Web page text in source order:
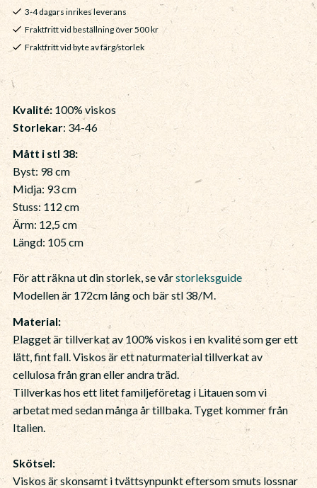
3-4 dagars inrikes leverans
Fraktfritt vid beställning över 500 kr
Fraktfritt vid byte av färg/storlek
Kvalité: 100% viskos
Storlekar: 34-46
Mått i stl 38:
Byst: 98 cm
Midja: 93 cm
Stuss: 112 cm
Ärm: 12,5 cm
Längd: 105 cm
För att räkna ut din storlek, se vårstorleksguide
Modellen är 172cm lång och bär stl 38/M.
Material:
Plagget är tillverkat av 100% viskos i en kvalité som ger ett
lätt, fint fall. Viskos är ett naturmaterial tillverkat av
cellulosa från gran eller andra träd.
Tillverkas hos ett litet familjeföretag i Litauen som vi
arbetat med sedan många år tillbaka. Tyget kommer från
Italien.
Skötsel:
Viskos är skonsamt i tvättsynpunkt eftersom smuts lossnar